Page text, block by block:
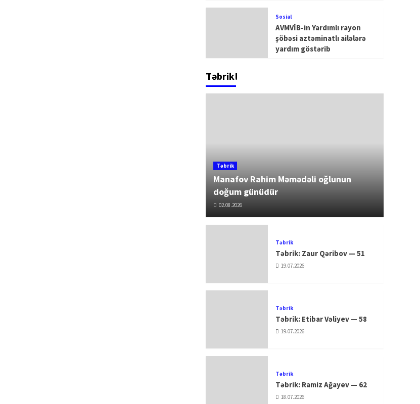
Sosial
AVMVİB-in Yardımlı rayon
şöbəsi aztəminatlı ailələrə
yardım göstərib
Təbrik!
Təbrik
Manafov Rahim Məmədəli oğlunun
doğum günüdür
02.08.2026
Təbrik
Təbrik: Zaur Qəribov — 51
19.07.2026
Təbrik
Təbrik: Etibar Vəliyev — 58
19.07.2026
Təbrik
Təbrik: Ramiz Ağayev — 62
18.07.2026